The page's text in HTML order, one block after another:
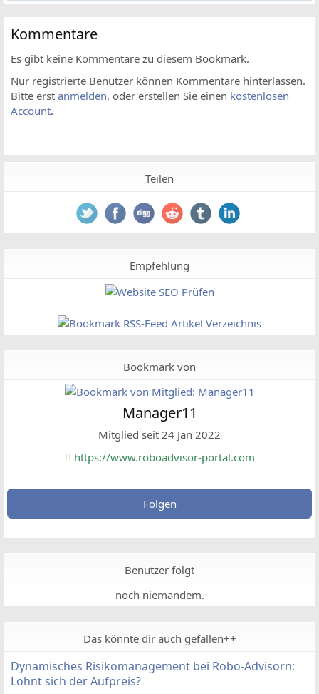
Kommentare
Es gibt keine Kommentare zu diesem Bookmark.
Nur registrierte Benutzer können Kommentare hinterlassen.
Bitte erst anmelden, oder erstellen Sie einen kostenlosen
Account.
Teilen
Empfehlung
Bookmark von
Manager11
Mitglied seit 24 Jan 2022
https://www.roboadvisor-portal.com
Folgen
Benutzer folgt
noch niemandem.
Das könnte dir auch gefallen++
Dynamisches Risikomanagement bei Robo-Advisorn:
Lohnt sich der Aufpreis?